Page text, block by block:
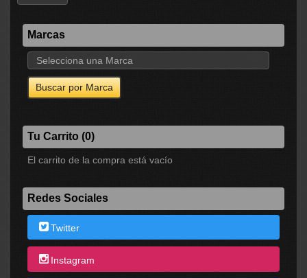
Marcas
Tu Carrito (0)
El carrito de la compra está vacío
Redes Sociales
Twitter
Instagram